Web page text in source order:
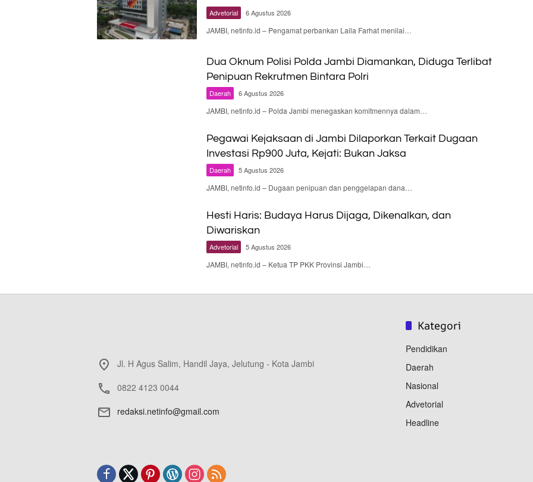
Advetorial 6 Agustus 2026
JAMBI, netinfo.id – Pengamat perbankan Laila Farhat menilai…
Dua Oknum Polisi Polda Jambi Diamankan, Diduga Terlibat
Penipuan Rekrutmen Bintara Polri
Daerah 6 Agustus 2026
JAMBI, netinfo.id – Polda Jambi menegaskan komitmennya dalam…
Pegawai Kejaksaan di Jambi Dilaporkan Terkait Dugaan
Investasi Rp900 Juta, Kejati: Bukan Jaksa
Daerah 5 Agustus 2026
JAMBI, netinfo.id – Dugaan penipuan dan penggelapan dana…
Hesti Haris: Budaya Harus Dijaga, Dikenalkan, dan
Diwariskan
Advetorial 5 Agustus 2026
JAMBI, netinfo.id – Ketua TP PKK Provinsi Jambi…
Jl. H Agus Salim, Handil Jaya, Jelutung - Kota Jambi
0822 4123 0044
redaksi.netinfo@gmail.com
Kategori
Pendidikan
Daerah
Nasional
Advetorial
Headline